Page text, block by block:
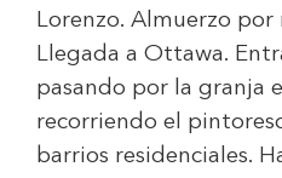
Lorenzo. Almuerzo por
Llegada a Ottawa.
pasando por la granja
recorriendo el
barrios residenciales.